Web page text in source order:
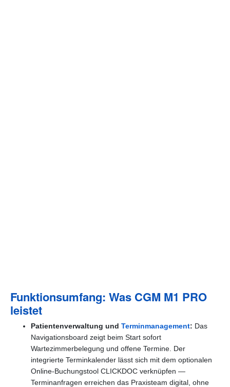
Funktionsumfang: Was CGM M1 PRO
leistet
Patientenverwaltung und Terminmanagement: Das
Navigationsboard zeigt beim Start sofort
Wartezimmerbelegung und offene Termine. Der
integrierte Terminkalender lässt sich mit dem optionalen
Online-Buchungstool CLICKDOC verknüpfen —
Terminanfragen erreichen das Praxisteam digital, ohne